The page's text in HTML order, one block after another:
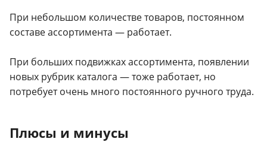
При небольшом количестве товаров, постоянном
составе ассортимента — работает.
При больших подвижках ассортимента, появлении
новых рубрик каталога — тоже работает, но
потребует очень много постоянного ручного труда.
Плюсы и минусы